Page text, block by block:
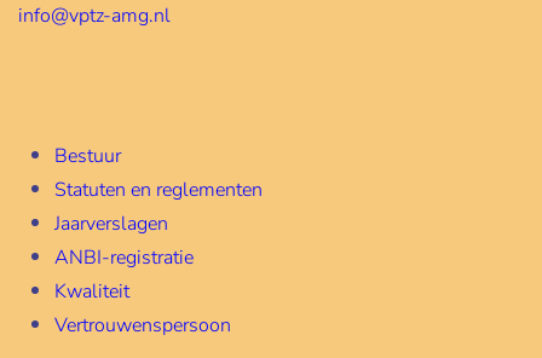
info@vptz-amg.nl
Bestuur
Statuten en reglementen
Jaarverslagen
ANBI-registratie
Kwaliteit
Vertrouwenspersoon